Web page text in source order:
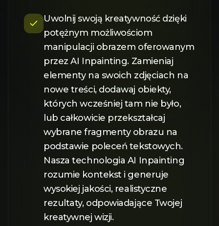
Uwolnij swoją kreatywność dzięki
potężnym możliwościom
manipulacji obrazem oferowanym
przez AI Inpainting. Zamieniaj
elementy na swoich zdjęciach na
nowe treści, dodawaj obiekty,
których wcześniej tam nie było,
lub całkowicie przekształcaj
wybrane fragmenty obrazu na
podstawie poleceń tekstowych.
Nasza technologia AI Inpainting
rozumie kontekst i generuje
wysokiej jakości, realistyczne
rezultaty, odpowiadające Twojej
kreatywnej wizji.